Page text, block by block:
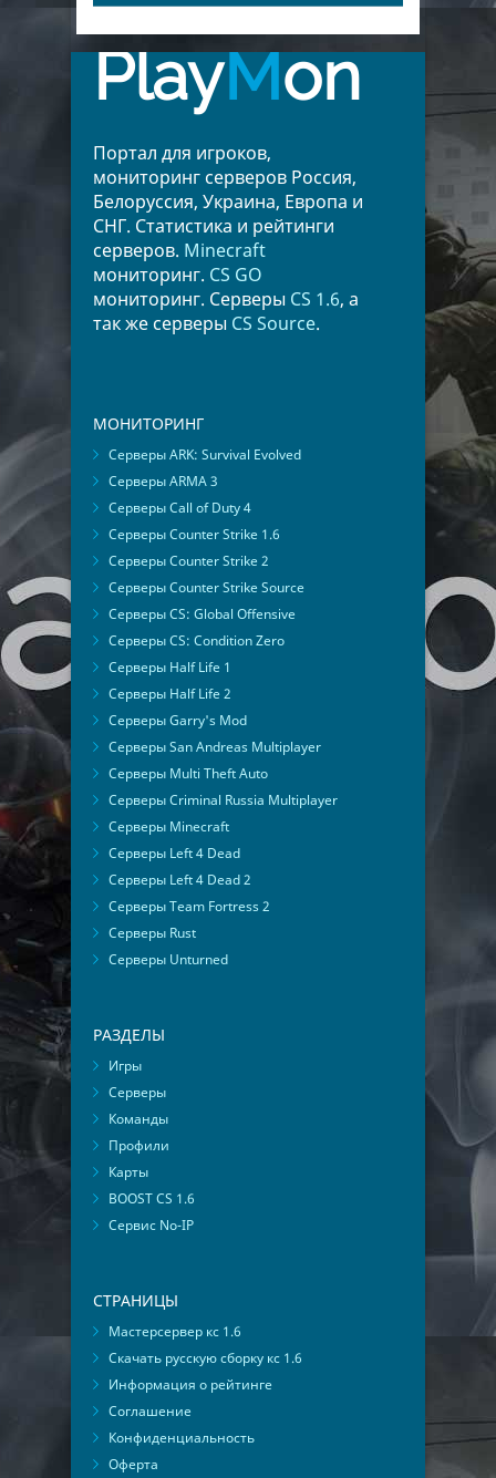
PlayMon
Портал для игроков,
мониторинг серверов Россия,
Белоруссия, Украина, Европа и
СНГ. Статистика и рейтинги
серверов. Minecraft
мониторинг. CS GO
мониторинг. Серверы CS 1.6, а
так же серверы CS Source.
МОНИТОРИНГ
Серверы ARK: Survival Evolved
Серверы ARMA 3
Серверы Call of Duty 4
Серверы Counter Strike 1.6
Серверы Counter Strike 2
Серверы Counter Strike Source
Серверы CS: Global Offensive
Серверы CS: Condition Zero
Серверы Half Life 1
Серверы Half Life 2
Серверы Garry's Mod
Серверы San Andreas Multiplayer
Серверы Multi Theft Auto
Серверы Criminal Russia Multiplayer
Серверы Minecraft
Серверы Left 4 Dead
Серверы Left 4 Dead 2
Серверы Team Fortress 2
Серверы Rust
Серверы Unturned
РАЗДЕЛЫ
Игры
Серверы
Команды
Профили
Карты
BOOST CS 1.6
Сервис No-IP
СТРАНИЦЫ
Мастерсервер кс 1.6
Скачать русскую сборку кс 1.6
Информация о рейтинге
Соглашение
Конфиденциальность
Оферта